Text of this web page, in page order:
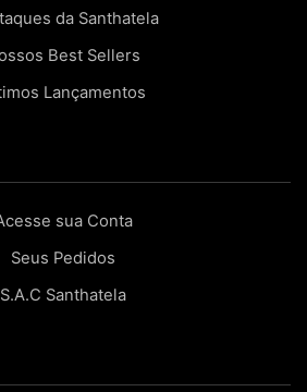
da Santhatela
Best Sellers
Lançamentos
sua Conta
Seus Pedidos
S.A.C Santhatela